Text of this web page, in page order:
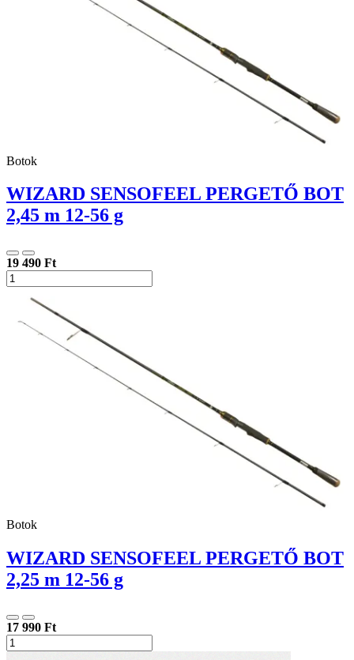
Botok
WIZARD SENSOFEEL PERGETŐ BOT
2,45 m 12-56 g
19 490 Ft
Botok
WIZARD SENSOFEEL PERGETŐ BOT
2,25 m 12-56 g
17 990 Ft